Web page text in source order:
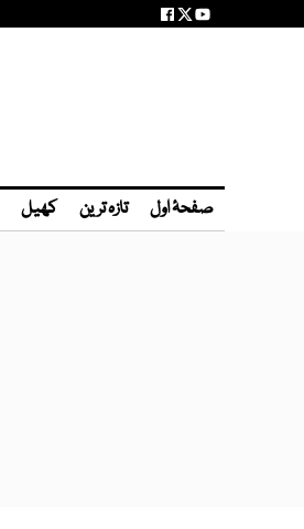
صفحۂ اول تازہ ترین کھیل